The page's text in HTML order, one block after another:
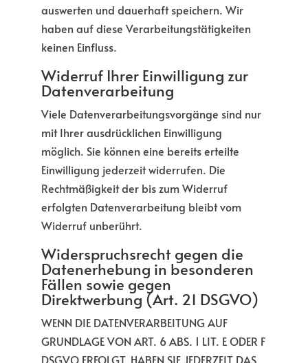
auswerten und dauerhaft speichern. Wir
haben auf diese Verarbeitungstätigkeiten
keinen Einfluss.
Widerruf Ihrer Einwilligung zur
Datenverarbeitung
Viele Datenverarbeitungsvorgänge sind nur
mit Ihrer ausdrücklichen Einwilligung
möglich. Sie können eine bereits erteilte
Einwilligung jederzeit widerrufen. Die
Rechtmäßigkeit der bis zum Widerruf
erfolgten Datenverarbeitung bleibt vom
Widerruf unberührt.
Widerspruchsrecht gegen die
Datenerhebung in besonderen
Fällen sowie gegen
Direktwerbung (Art. 21 DSGVO)
WENN DIE DATENVERARBEITUNG AUF
GRUNDLAGE VON ART. 6 ABS. 1 LIT. E ODER F
DSGVO ERFOLGT, HABEN SIE JEDERZEIT DAS